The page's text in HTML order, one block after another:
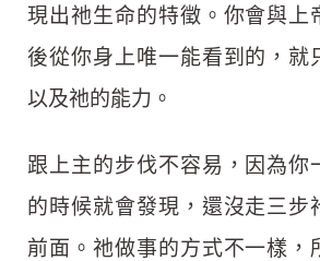
現出祂生命的特徵。你會與上
後從你身上唯一能看到的，就
以及祂的能力。
跟上主的步伐不容易，因為你
的時候就會發現，還沒走三步
前面。祂做事的方式不一樣，